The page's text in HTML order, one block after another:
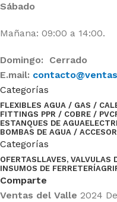
Sábado
Mañana: 09:00 a 14:00.
Domingo: Cerrado
E.mail:
Categorías
FLEXIBLES AGUA / GAS /
FITTINGS PPR / COBRE / PVC
ESTANQUES DE AGUA
BOMBAS DE AGUA /
Categorías
OFERTASLLAVES, VALVULAS
INSUMOS DE FERRETERÍA
Comparte
Ventas del Valle 2024